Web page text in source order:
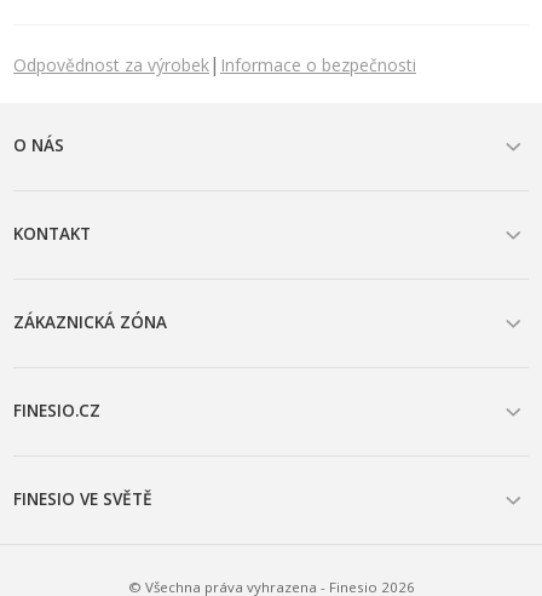
Odpovědnost za výrobek| Informace o bezpečnosti
O NÁS
KONTAKT
ZÁKAZNICKÁ ZÓNA
FINESIO.CZ
FINESIO VE SVĚTĚ
© Všechna práva vyhrazena - Finesio 2026